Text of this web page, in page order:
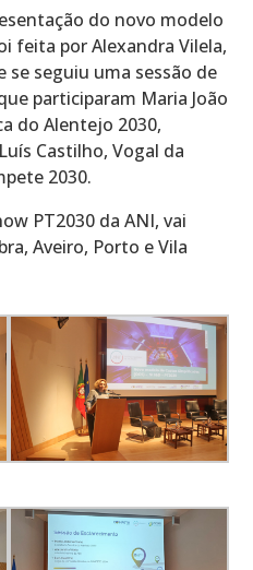
do novo modelo
feita por Alexandra Vilela,
se seguiu uma sessão de
participaram Maria João
do Alentejo 2030,
Castilho, Vogal da
2030.
PT2030 da ANI, vai
Aveiro, Porto e Vila